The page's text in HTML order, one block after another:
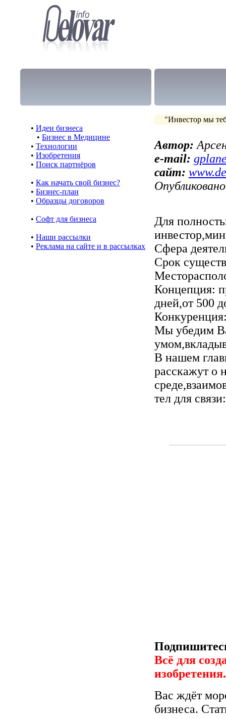
• Идеи бизнеса
• Бизнес в Медицине
• Технологии
• Изобретения
• Поиск партнёров
• Как начать свой бизнес?
• Бизнес-план
• Образцы договоров
• Cофт для бизнеса
• Наши рассылки
• Реклама на сайте и в рассылках
"Инвестор мы
Автор:
e-mail:
сайт:
Для
Сфера
Срок
Концепция:
дней,от 500
Мы убедим
В нашем
расскажут о
тел для
Всё для
Вас ждёт
бизнеса.